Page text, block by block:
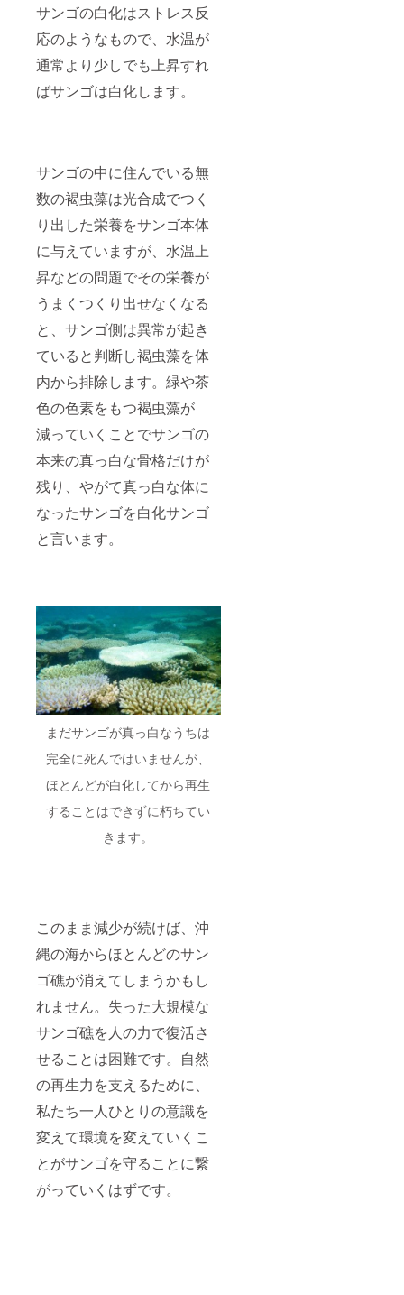
サンゴの白化はストレス反
応のようなもので、水温が
通常より少しでも上昇すれ
ばサンゴは白化します。
サンゴの中に住んでいる無
数の褐虫藻は光合成でつく
り出した栄養をサンゴ本体
に与えていますが、水温上
昇などの問題でその栄養が
うまくつくり出せなくなる
と、サンゴ側は異常が起き
ていると判断し褐虫藻を体
内から排除します。緑や茶
色の色素をもつ褐虫藻が
減っていくことでサンゴの
本来の真っ白な骨格だけが
残り、やがて真っ白な体に
なったサンゴを白化サンゴ
と言います。
まだサンゴが真っ白なうちは
完全に死んではいませんが、
ほとんどが白化してから再生
することはできずに朽ちてい
きます。
このまま減少が続けば、沖
縄の海からほとんどのサン
ゴ礁が消えてしまうかもし
れません。失った大規模な
サンゴ礁を人の力で復活さ
せることは困難です。自然
の再生力を支えるために、
私たち一人ひとりの意識を
変えて環境を変えていくこ
とがサンゴを守ることに繋
がっていくはずです。